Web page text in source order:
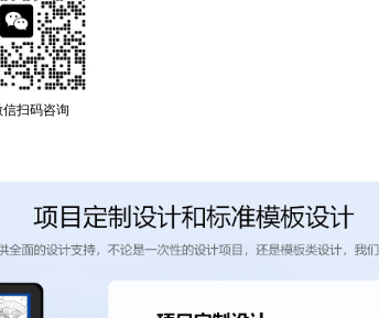
扫码咨询